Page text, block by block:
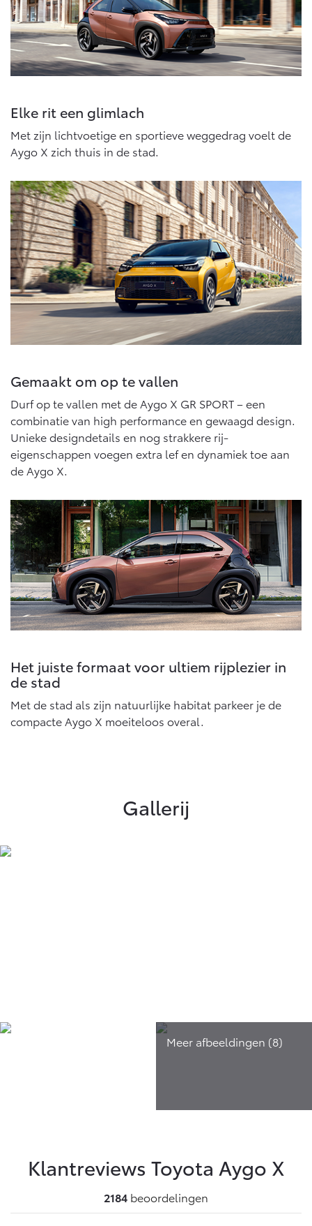
Elke rit een glimlach
Met zijn lichtvoetige en sportieve weggedrag voelt de
Aygo X zich thuis in de stad.
Gemaakt om op te vallen
Durf op te vallen met de Aygo X GR SPORT – een
combinatie van high performance en gewaagd design.
Unieke designdetails en nog strakkere rij-
eigenschappen voegen extra lef en dynamiek toe aan
de Aygo X.
Het juiste formaat voor ultiem rijplezier in
de stad
Met de stad als zijn natuurlijke habitat parkeer je de
compacte Aygo X moeiteloos overal.
Gallerij
Klantreviews Toyota Aygo X
2184 beoordelingen